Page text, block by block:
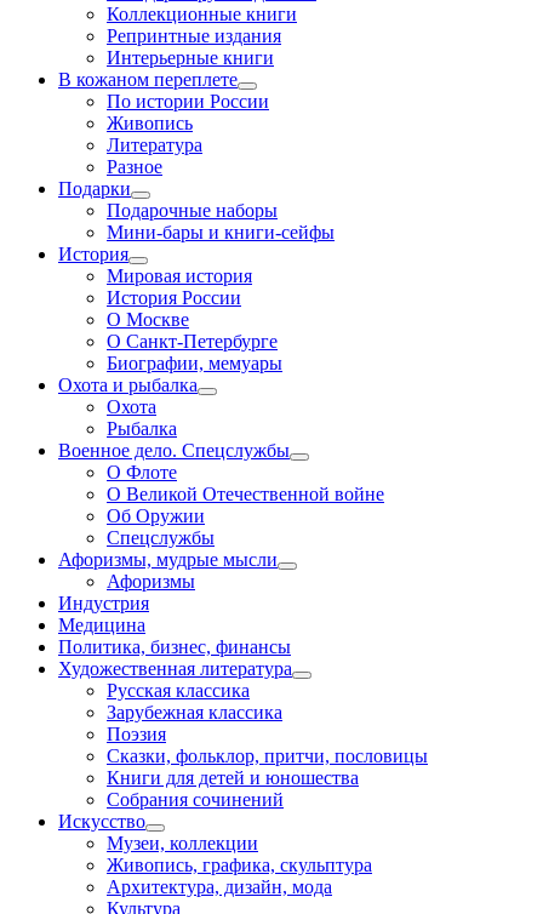
Коллекционные книги
Репринтные издания
Интерьерные книги
В кожаном переплете
По истории России
Живопись
Литература
Разное
Подарки
Подарочные наборы
Мини-бары и книги-сейфы
История
Мировая история
История России
О Москве
О Санкт-Петербурге
Биографии, мемуары
Охота и рыбалка
Охота
Рыбалка
Военное дело. Спецслужбы
О Флоте
О Великой Отечественной войне
Об Оружии
Спецслужбы
Афоризмы, мудрые мысли
Афоризмы
Индустрия
Медицина
Политика, бизнес, финансы
Художественная литература
Русская классика
Зарубежная классика
Поэзия
Сказки, фольклор, притчи, пословицы
Книги для детей и юношества
Собрания сочинений
Искусство
Музеи, коллекции
Живопись, графика, скульптура
Архитектура, дизайн, мода
Культура